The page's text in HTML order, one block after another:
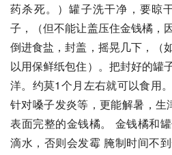
药杀死。）罐子洗干净，要晾
子，（但不能让盖压住金钱橘，
倒进食盐，封盖，摇晃几下，（
以用保鲜纸包住）。把封好的罐
洋。约莫1个月左右就可以食用
针对嗓子发炎等，更能解暑，
表面完整的金钱橘。 金钱橘和
滴水，否则会发霉 腌制时间不